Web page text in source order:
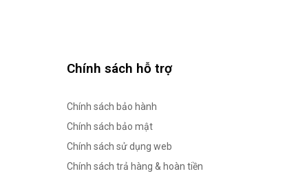
Chính sách hỗ trợ
Chính sách bảo hành
Chính sách bảo mật
Chính sách sử dụng web
Chính sách trả hàng & hoàn tiền